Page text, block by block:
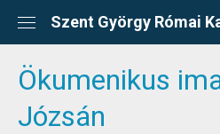
Szent György Római
Ökumenikus
Józsán